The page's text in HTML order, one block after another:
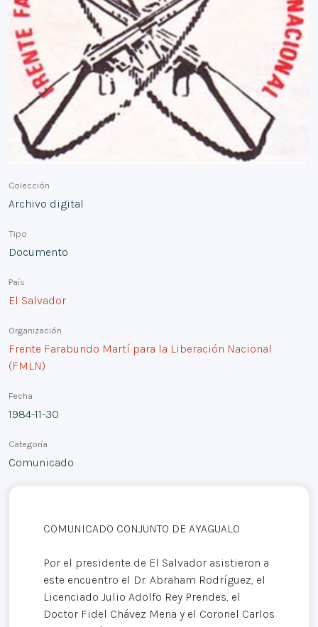
Colección
Archivo digital
Tipo
Documento
País
El Salvador
Organización
Frente Farabundo Martí para la Liberación Nacional
(FMLN)
Fecha
1984-11-30
Categoría
Comunicado
COMUNICADO CONJUNTO DE AYAGUALO
Por el presidente de El Salvador asistieron a
este encuentro el Dr. Abraham Rodríguez, el
Licenciado Julio Adolfo Rey Prendes, el
Doctor Fidel Chávez Mena y el Coronel Carlos